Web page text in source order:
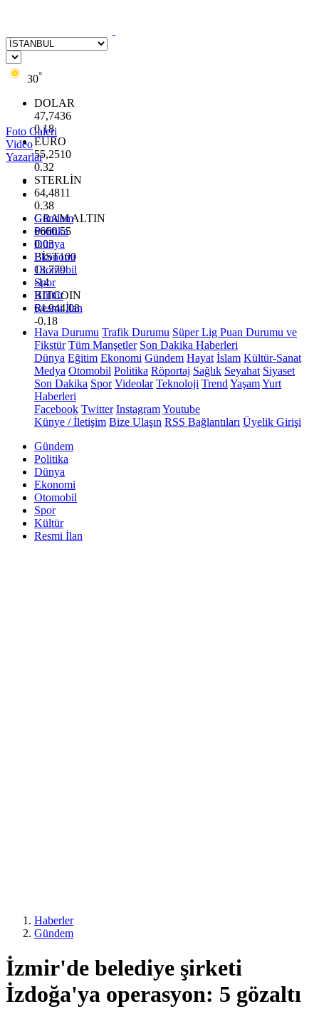
30°
DOLAR
47,7436
0.18
EURO
55,2510
0.32
STERLİN
64,4811
0.38
GRAM ALTIN
6660.55
0.03
BİST100
13.779
-14
BITCOIN
64.944,08
-0.18
Foto Galeri
Video
Yazarlar
Gündem
Politika
Dünya
Ekonomi
Otomobil
Spor
Kültür
Resmi İlan
Hava Durumu Trafik Durumu Süper Lig Puan Durumu ve
Fikstür Tüm Manşetler Son Dakika Haberleri
Dünya Eğitim Ekonomi Gündem Hayat İslam Kültür-Sanat
Medya Otomobil Politika Röportaj Sağlık Seyahat Siyaset
Son Dakika Spor Videolar Teknoloji Trend YaşamYurt
Haberleri
Facebook Twitter InstagramYoutube
Künye / İletişim Bize Ulaşın RSS Bağlantıları Üyelik Girişi
Gündem
Politika
Dünya
Ekonomi
Otomobil
Spor
Kültür
Resmi İlan
Haberler
Gündem
İzmir'de belediye şirketi
İzdoğa'ya operasyon: 5 gözaltı